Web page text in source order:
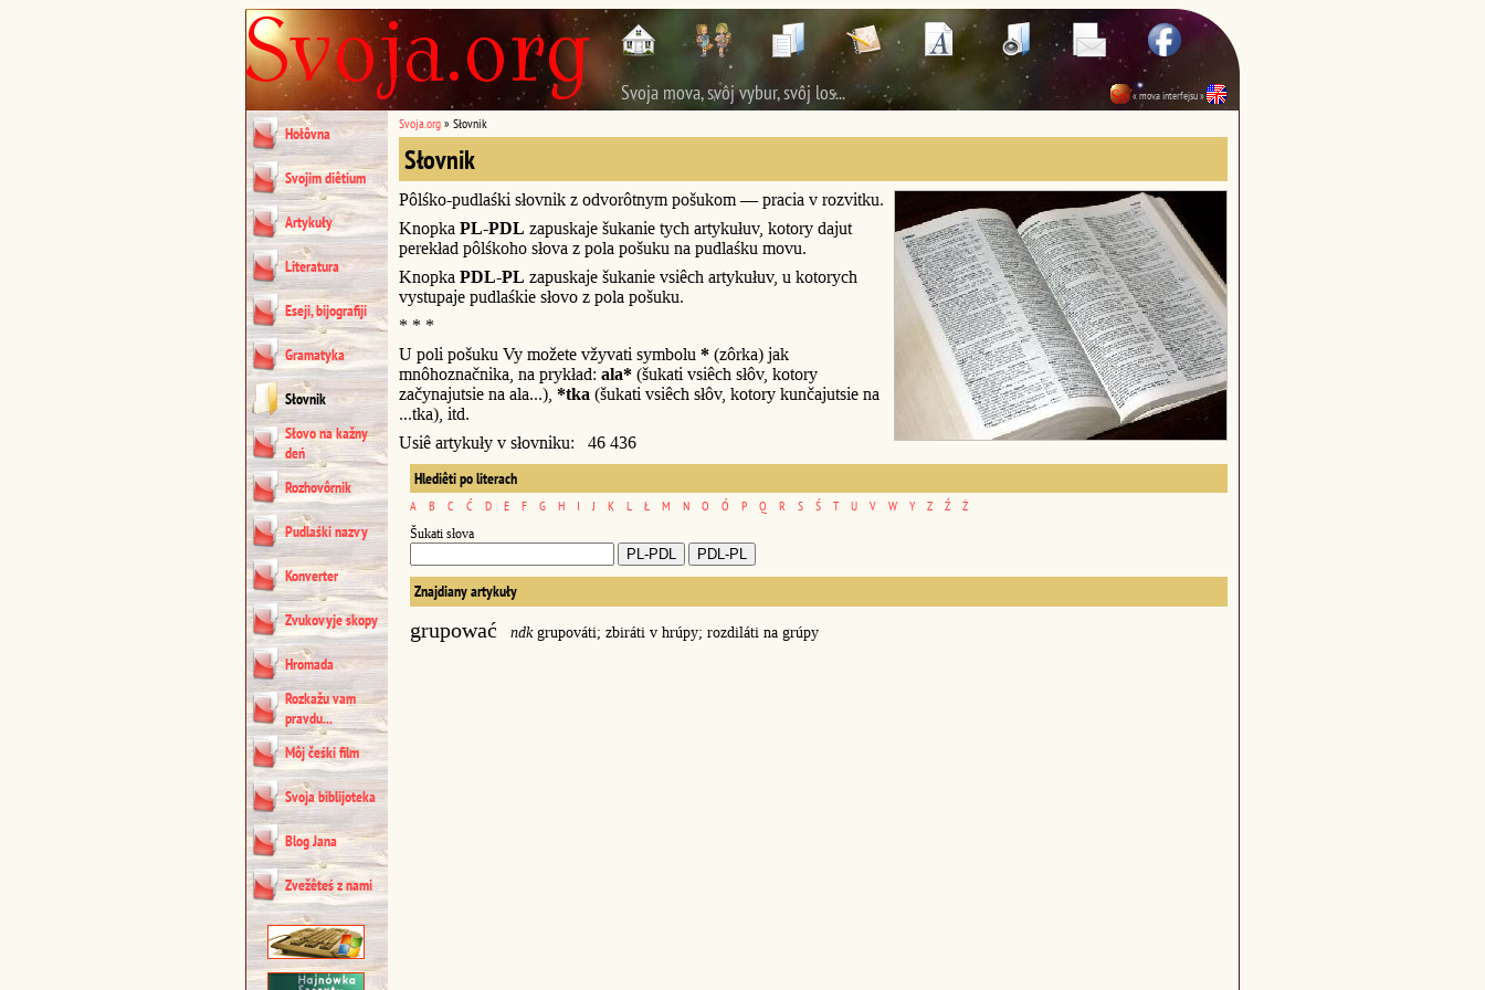
Svoja mova, svôj vybur, svôj los... « mova interfejsu »
Hołôvna
Svojim diêtium
Artykuły
Literatura
Eseji, bijografiji
Gramatyka
Słovnik
Słovo na kažny
deń
Rozhovôrnik
Pudlaśki nazvy
Konverter
Zvukovyje skopy
Hromada
Rozkažu vam
pravdu...
Môj čeśki film
Svoja biblijoteka
Blog Jana
Zvežêteś z nami
Svoja.org » Słovnik
Słovnik
Pôlśko-pudlaśki słovnik z odvorôtnym pošukom — pracia v rozvitku.
Knopka PL-PDL zapuskaje šukanie tych artykułuv, kotory dajut
perekład pôlśkoho słova z pola pošuku na pudlaśku movu.
Knopka PDL-PL zapuskaje šukanie vsiêch artykułuv, u kotorych
vystupaje pudlaśkie słovo z pola pošuku.
* * *
U poli pošuku Vy možete vžyvati symbolu * (zôrka) jak
mnôhoznačnika, na prykład: ala* (šukati vsiêch słôv, kotory
začynajutsie na ala...), *tka (šukati vsiêch słôv, kotory kunčajutsie na
...tka), itd.
Usiê artykuły v słovniku: 46 436
Hlediêti po literach
A B C Ć D E F G H I J K L Ł M N O Ó P Q R S Ś T U V W Y Z Ź Ż
Šukati słova
Znajdiany artykuły
grupować ndkgrupováti; zbiráti v hrúpy; rozdiláti na grúpy